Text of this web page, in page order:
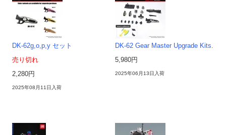
DK-62g,o,p,y セット
売り切れ
2,280円
2025年08月11日入荷
DK-62 Gear Master Upgrade Kits.
5,980円
2025年06月13日入荷